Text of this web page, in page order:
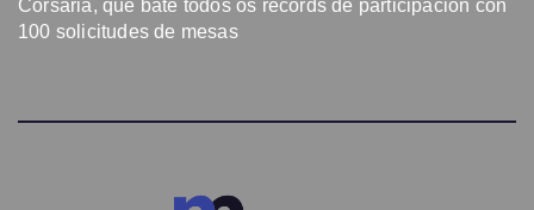
Corsaria, que bate todos os récords de participación con
100 solicitudes de mesas